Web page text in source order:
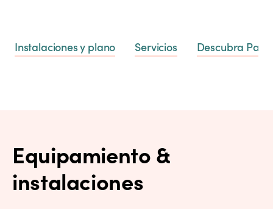
Instalaciones y plano Servicios Descubra Pau
Equipamiento &
instalaciones